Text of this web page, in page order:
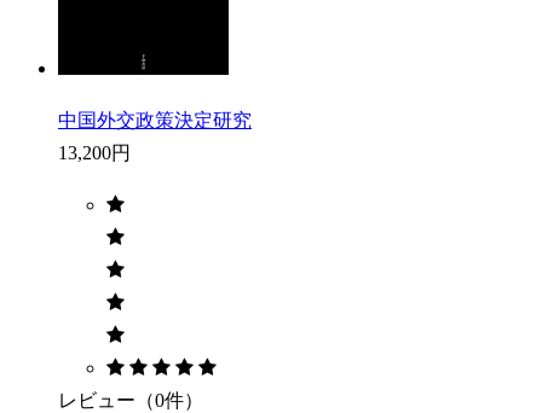
中国外交政策決定研究
13,200円
レビュー（0件）